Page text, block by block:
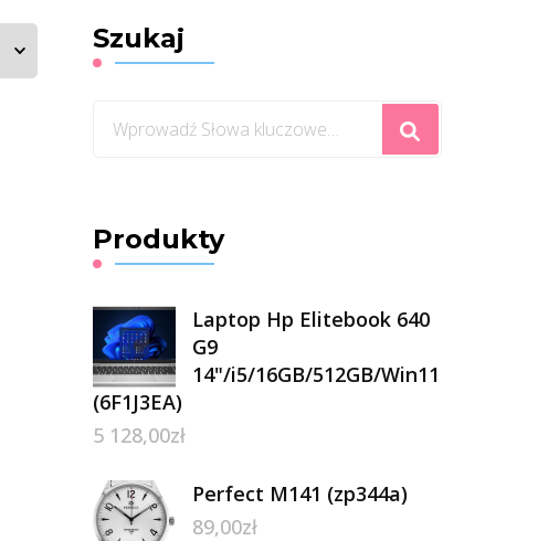
Szukaj
Szukasz
Produkty
Laptop Hp Elitebook 640
G9
14"/i5/16GB/512GB/Win11
(6F1J3EA)
5 128,00zł
Perfect M141 (zp344a)
89,00zł